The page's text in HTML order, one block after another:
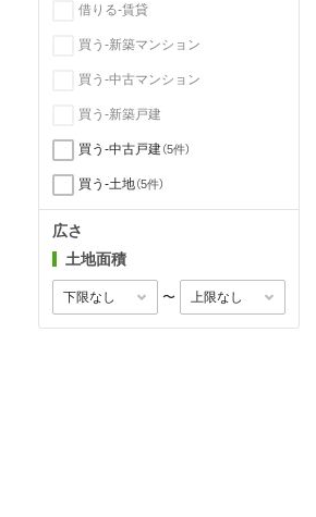
借りる-賃貸
買う-新築マンション
買う-中古マンション
買う-新築戸建
買う-中古戸建（5件）
買う-土地（5件）
広さ
土地面積
〜